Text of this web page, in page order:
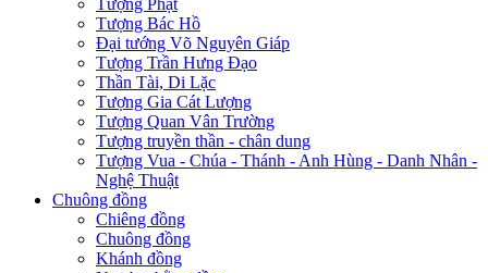
Tượng Bác Hồ
Đại tướng Võ Nguyên Giáp
Tượng Trần Hưng Đạo
Thần Tài, Di Lặc
Tượng Gia Cát Lượng
Tượng Quan Vân Trường
Tượng truyền thần - chân dung
Tượng Vua - Chúa - Thánh - Anh Hùng - Danh Nhân -
Nghệ Thuật
Chuông đồng
Chiêng đồng
Chuông đồng
Khánh đồng